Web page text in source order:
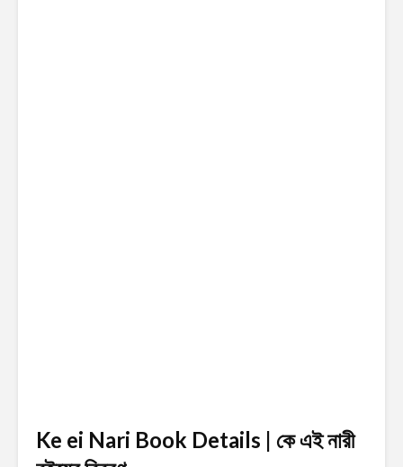
Ke ei Nari Book Details | কে এই নারী